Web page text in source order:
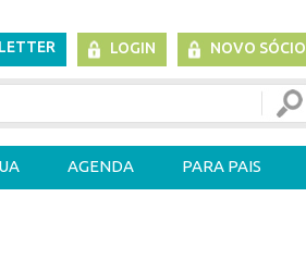
LOGIN NOVO SÓCIO
AGENDA PARA PAIS